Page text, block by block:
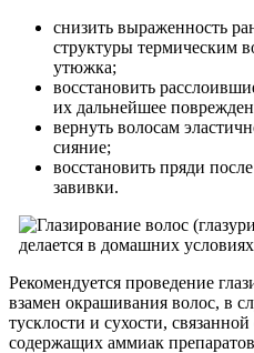
снизить выраженность
структуры термическим
утюжка;
восстановить
их дальнейшее
вернуть волосам
сияние;
восстановить пряди
завивки.
Рекомендуется проведение
взамен окрашивания волос, в
тусклости и сухости,
содержащих аммиак